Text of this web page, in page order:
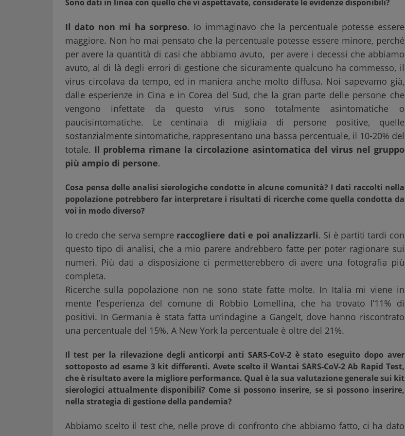
Sono dati in linea con quello che vi aspettavate, considerate le evidenze disponibili?
Il dato non mi ha sorpreso. Io immaginavo che la percentuale potesse essere
maggiore. Non ho mai pensato che la percentuale potesse essere minore, perché
per avere la quantità di casi che abbiamo avuto, per avere i decessi che abbiamo
avuto, al di là degli errori di gestione che sicuramente qualcuno ha commesso, il
virus circolava da tempo, ed in maniera anche molto diffusa. Noi sapevamo già,
dalle esperienze in Cina e in Corea del Sud, che la gran parte delle persone che
vengono infettate da questo virus sono totalmente asintomatiche o
paucisintomatiche. Le centinaia di migliaia di persone positive, quelle
sostanzialmente sintomatiche, rappresentano una bassa percentuale, il 10-20% del
totale. Il problema rimane la circolazione asintomatica del virus nel gruppo
più ampio di persone.
Cosa pensa delle analisi sierologiche condotte in alcune comunità? I dati raccolti nella
popolazione potrebbero far interpretare i risultati di ricerche come quella condotta da
voi in modo diverso?
Io credo che serva sempre raccogliere dati e poi analizzarli. Si è partiti tardi con
questo tipo di analisi, che a mio parere andrebbero fatte per poter ragionare sui
numeri. Più dati a disposizione ci permetterebbero di avere una fotografia più
completa.
Ricerche sulla popolazione non ne sono state fatte molte. In Italia mi viene in
mente l’esperienza del comune di Robbio Lomellina, che ha trovato l’11% di
positivi. In Germania è stata fatta un’indagine a Gangelt, dove hanno riscontrato
una percentuale del 15%. A New York la percentuale è oltre del 21%.
Il test per la rilevazione degli anticorpi anti SARS-CoV-2 è stato eseguito dopo aver
sottoposto ad esame 3 kit differenti. Avete scelto il Wantai SARS-CoV-2 Ab Rapid Test,
che è risultato avere la migliore performance. Qual è la sua valutazione generale sui kit
sierologici attualmente disponibili? Come si possono inserire, se si possono inserire,
nella strategia di gestione della pandemia?
Abbiamo scelto il test che, nelle prove di confronto che abbiamo fatto, ci ha dato